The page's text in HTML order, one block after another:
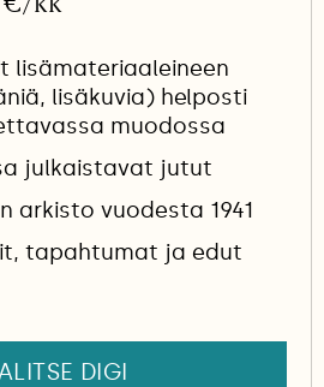
lisämateriaaleineen
lisäkuvia) helposti
muodossa
julkaistavat jutut
arkisto vuodesta 1941
tapahtumat ja edut
DIGI